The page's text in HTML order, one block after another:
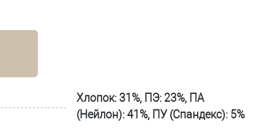
Хлопок: 31%, ПЭ: 23%, ПА
(Нейлон): 41%, ПУ (Спандекс): 5%